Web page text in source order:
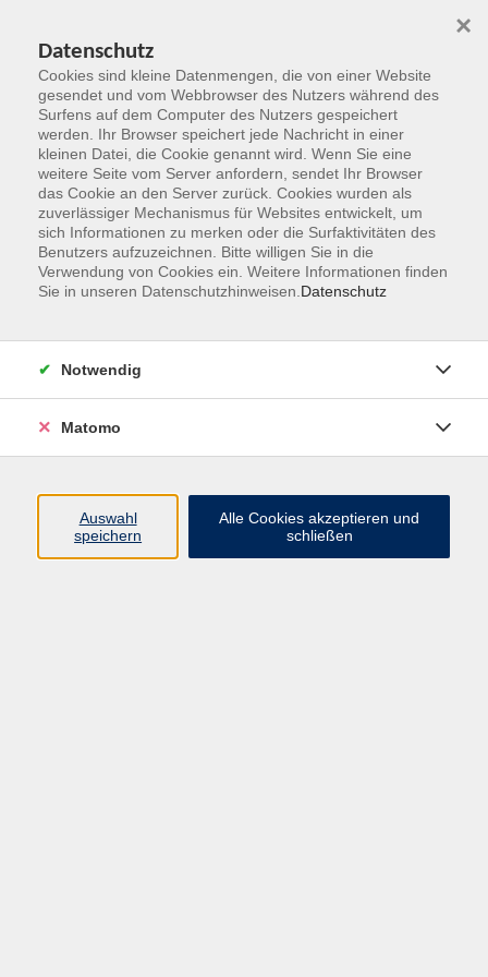
Zum Hauptinhalt springen
Der Kurs konnte nicht gefunden werden.
Erich-Kästner-Str. 5
65232 Taunusstein
info@vhs-rtk.de
Tel: 06128-92770
Datenschutz
Cookies sind kleine Datenmengen, die von einer Website
gesendet und vom Webbrowser des Nutzers während des
Surfens auf dem Computer des Nutzers gespeichert
werden. Ihr Browser speichert jede Nachricht in einer
kleinen Datei, die Cookie genannt wird. Wenn Sie eine
weitere Seite vom Server anfordern, sendet Ihr Browser
das Cookie an den Server zurück. Cookies wurden als
zuverlässiger Mechanismus für Websites entwickelt, um
sich Informationen zu merken oder die Surfaktivitäten des
Benutzers aufzuzeichnen. Bitte willigen Sie in die
Verwendung von Cookies ein. Weitere Informationen finden
Sie in unseren Datenschutzhinweisen. Datenschutz
×
Notwendig
Matomo
Auswahl
speichern
Alle Cookies akzeptieren und
schließen